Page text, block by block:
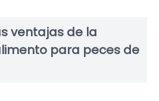
ventajas de la
para peces de